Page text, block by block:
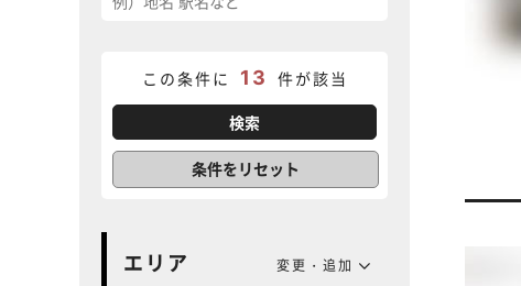
この条件に 13 件が該当
条件をリセット
エリア 変更・追加